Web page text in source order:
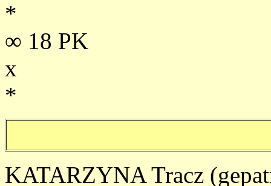
*
∞ 18 PK
x
*
KATARZYNA Tracz